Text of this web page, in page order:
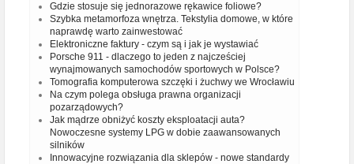
Gdzie stosuje się jednorazowe rękawice foliowe?
Szybka metamorfoza wnętrza. Tekstylia domowe, w które
naprawdę warto zainwestować
Elektroniczne faktury - czym są i jak je wystawiać
Porsche 911 - dlaczego to jeden z najcześciej
wynajmowanych samochodów sportowych w Polsce?
Tomografia komputerowa szczęki i żuchwy we Wrocławiu
Na czym polega obsługa prawna organizacji
pozarządowych?
Jak mądrze obniżyć koszty eksploatacji auta?
Nowoczesne systemy LPG w dobie zaawansowanych
silników
Innowacyjne rozwiązania dla sklepów - nowe standardy